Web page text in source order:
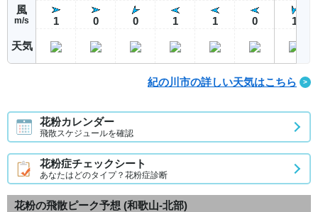
風
m/s
天気
1 0 0 1 1 0 1
紀の川市の詳しい天気はこちら
花粉カレンダー
飛散スケジュールを確認
花粉症チェックシート
あなたはどのタイプ？花粉症診断
花粉の飛散ピーク予想 (和歌山-北部)